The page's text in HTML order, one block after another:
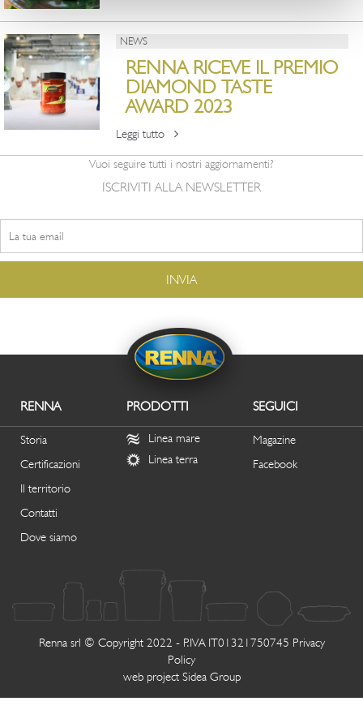
NEWS
RENNA RICEVE IL PREMIO
DIAMOND TASTE
AWARD 2023
Leggi tutto
Vuoi seguire tutti i nostri aggiornamenti?
ISCRIVITI ALLA NEWSLETTER
RENNA
Storia
Certificazioni
Il territorio
Contatti
Dove siamo
PRODOTTI
Linea mare
Linea terra
SEGUICI
Magazine
Facebook
Renna srl © Copyright 2022 - P.IVA IT01321750745 Privacy
Policy
web project Sidea Group